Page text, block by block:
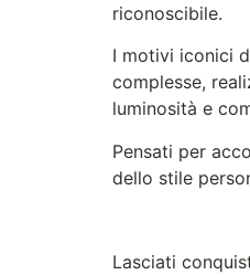
riconoscibile.
I motivi iconici
complesse,
luminosità e
Pensati per
dello stile
Lasciati